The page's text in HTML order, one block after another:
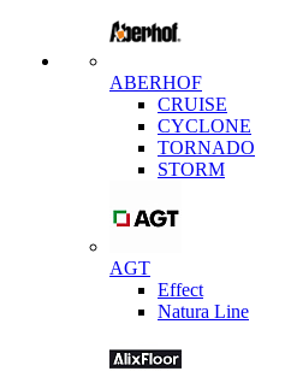
ABERHOF
CRUISE
CYCLONE
TORNADO
STORM
AGT
Effect
Natura Line